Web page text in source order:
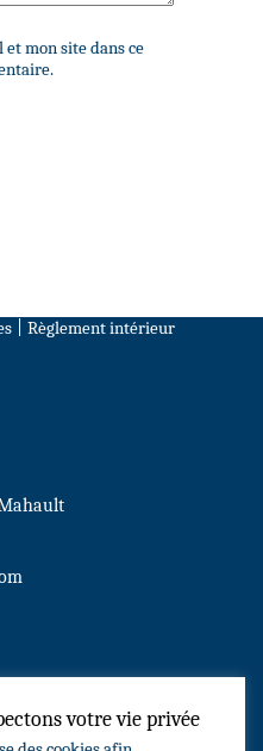
mon site dans ce
Règlement intérieur
votre vie privée